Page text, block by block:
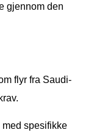
gjennom den
flyr fra Saudi-
med spesifikke